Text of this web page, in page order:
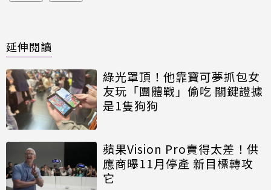
延伸閱讀
綠光罩頂！他靠寶可夢抓包女
友玩「團體戰」偷吃 關鍵證據
是1隻狗狗
蘋果Vision Pro賣得太差！供
應商曝11月停產 新目標轉攻
它